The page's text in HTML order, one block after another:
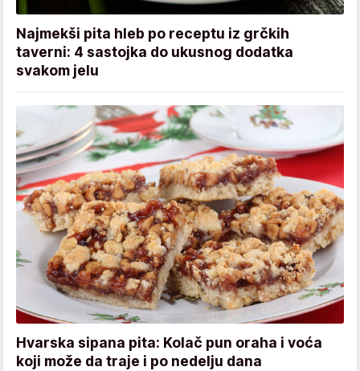
Najmekši pita hleb po receptu iz grčkih
taverni: 4 sastojka do ukusnog dodatka
svakom jelu
Hvarska sipana pita: Kolač pun oraha i voća
koji može da traje i po nedelju dana